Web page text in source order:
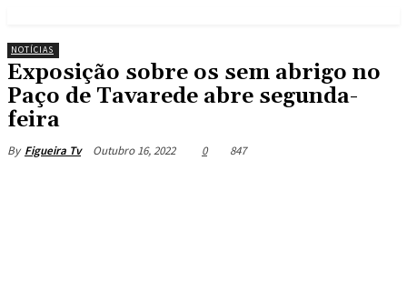
NOTÍCIAS
Exposição sobre os sem abrigo no
Paço de Tavarede abre segunda-
feira
By Figueira Tv Outubro 16, 2022 0 847